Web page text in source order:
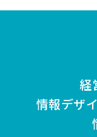
経
情報デザ